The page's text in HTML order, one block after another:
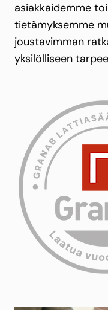
asiakkaidemme
tietämyksemme
joustavimman
yksilölliseen